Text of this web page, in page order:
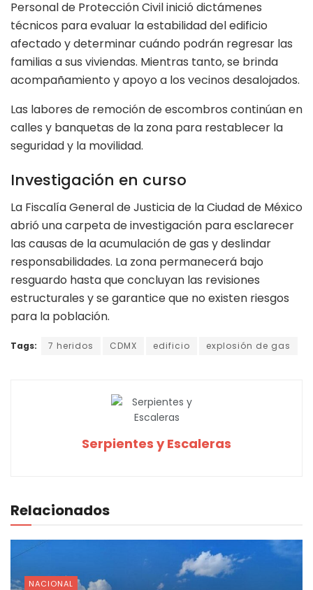
Personal de Protección Civil inició dictámenes
técnicos para evaluar la estabilidad del edificio
afectado y determinar cuándo podrán regresar las
familias a sus viviendas. Mientras tanto, se brinda
acompañamiento y apoyo a los vecinos desalojados.
Las labores de remoción de escombros continúan en
calles y banquetas de la zona para restablecer la
seguridad y la movilidad.
Investigación en curso
La Fiscalía General de Justicia de la Ciudad de México
abrió una carpeta de investigación para esclarecer
las causas de la acumulación de gas y deslindar
responsabilidades. La zona permanecerá bajo
resguardo hasta que concluyan las revisiones
estructurales y se garantice que no existen riesgos
para la población.
Tags: 7 heridos CDMX edificio explosión de gas
Serpientes y Escaleras
Relacionados
NACIONAL